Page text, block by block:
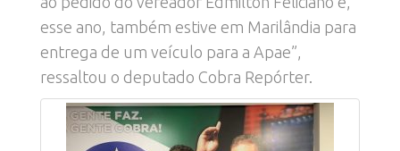
esse ano, também estive em Marilândia para
entrega de um veículo para a Apae”,
ressaltou o deputado Cobra Repórter.